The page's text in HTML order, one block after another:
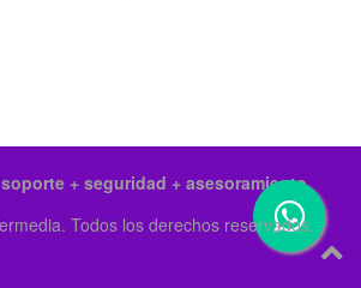
soporte + seguridad + asesoramiento
Todos los derechos reservados.